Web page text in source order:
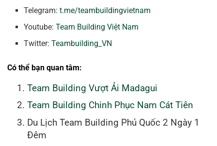
Telegram:t.me/teambuildingvietnam
Youtube:Team Building Việt Nam
Twitter:Teambuilding_VN
Có thể bạn quan tâm:
Team Building Vượt Ải Madagui
Team Building Chinh Phục Nam Cát Tiên
Du Lịch Team Building Phú Quốc 2 Ngày 1
Đêm